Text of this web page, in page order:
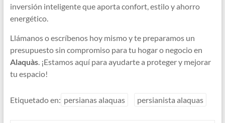
inversión inteligente que aporta confort, estilo y ahorro
energético.
Llámanos o escríbenos hoy mismo y te preparamos un
presupuesto sin compromiso para tu hogar o negocio en
Alaquàs. ¡Estamos aquí para ayudarte a proteger y mejorar
tu espacio!
Etiquetado en: persianas alaquas persianista alaquas